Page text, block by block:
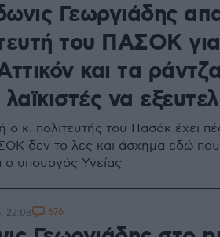
Γεωργιάδης
του ΠΑΣΟΚ
και τα
να
ο κ. πολιτευτής του Πασόκ έχει
δεν το λες και άσχημα εδώ που
ο υπουργός Υγείας
22:08 676